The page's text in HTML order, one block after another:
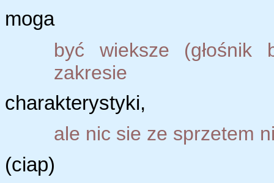
moga
być wieksze (głośnik
zakresie
charakterystyki,
ale nic sie ze sprzetem
(ciap)